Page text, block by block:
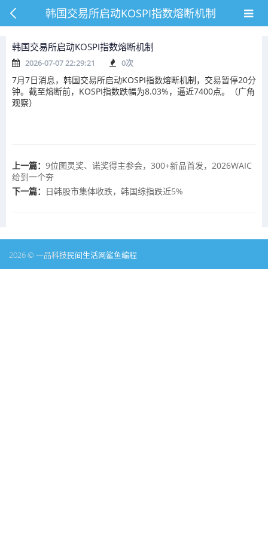
韩国交易所启动KOSPI指数熔断机制
韩国交易所启动KOSPI指数熔断机制
2026-07-07 22:29:21 0次
7月7日消息，韩国交易所启动KOSPI指数熔断机制，交易暂停20分
钟。截至熔断前，KOSPI指数跌幅为8.03%，逼近7400点。（广角
观察）
上一篇： 9位图灵奖、诺奖得主参会，300+新品首发，2026WAIC
给到一个夯
下一篇： 日韩股市集体收跌，韩国综指跌近5%
2026 © 一品科技民间生活网鲨鱼编程